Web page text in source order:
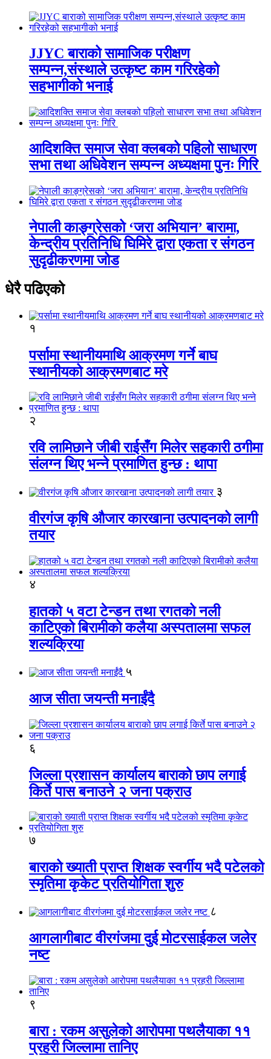
JJYC बाराको सामाजिक परीक्षण
सम्पन्न,संस्थाले उत्कृष्ट काम गरिरहेको
सहभागीको भनाई
आदिशक्ति समाज सेवा क्लबको पहिलो साधारण
सभा तथा अधिवेशन सम्पन्न अध्यक्षमा पुनः गिरि
नेपाली काङ्ग्रेसको ‘जरा अभियान’ बारामा,
केन्द्रीय प्रतिनिधि घिमिरे द्वारा एकता र संगठन
सुदृढीकरणमा जोड
धेरै पढिएको
१
पर्सामा स्थानीयमाथि आक्रमण गर्ने बाघ
स्थानीयको आक्रमणबाट मरे
२
रवि लामिछाने जीबी राईसँग मिलेर सहकारी ठगीमा
संलग्न थिए भन्ने प्रमाणित हुन्छ : थापा
३
वीरगंज कृषि औजार कारखाना उत्पादनको लागी
तयार
४
हातको ५ वटा टेन्डन तथा रगतको नली
काटिएको बिरामीको कलैया अस्पतालमा सफल
शल्यक्रिया
५
आज सीता जयन्ती मनाईंदै
६
जिल्ला प्रशासन कार्यालय बाराको छाप लगाई
किर्ते पास बनाउने २ जना पक्राउ
७
बाराको ख्याती प्राप्त शिक्षक स्वर्गीय भदै पटेलको
स्मृतिमा कृकेट प्रतियोगिता शुरु
८
आगलागीबाट वीरगंजमा दुई मोटरसाईकल जलेर
नष्ट
९
बारा : रकम असुलेको आरोपमा पथलैयाका ११
प्रहरी जिल्लामा तानिए